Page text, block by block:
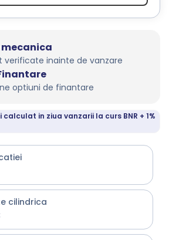
verificate inainte de vanzare
optiuni de finantare
in ziua vanzarii la curs BNR + 1%
cilindrica